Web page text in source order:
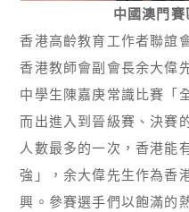
中國澳門
香港高齡教育工作者聯誼
香港教師會副會長余大偉
中學生陳嘉庚常識比賽「
而出進入到晉級賽、決賽
人數最多的一次，香港能
強」，余大偉先生作為香
興。參賽選手們以飽滿的